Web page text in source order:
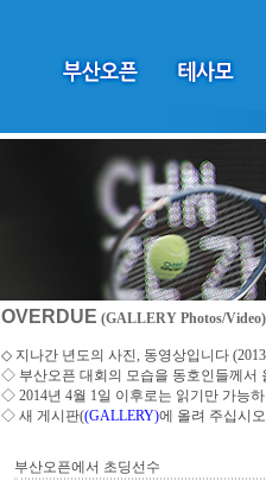
OVERDUE (GALLERY Photos/Video)
◇ 지나간 년도의 사진, 동영상입니다
◇ 부산오픈 대회의 모습을 동호인들께서
◇ 2014년 4월 1일 이후로는 읽기만 가능
◇ 새 게시판((GALLERY)에 올려 주십시오
부산오픈에서 초딩선수